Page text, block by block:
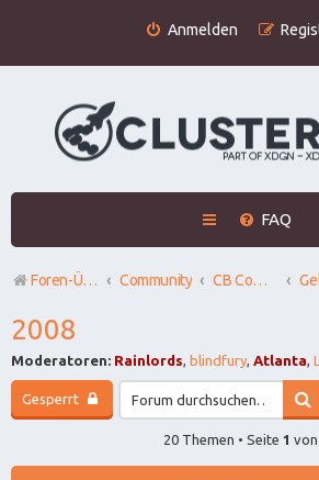
Anmelden
FAQ
Foren-Übersicht Community CB Community
2008
Moderatoren: Rainlords, blindfury, Atlanta,
Gesperrt
20 Themen • Seite 1 von